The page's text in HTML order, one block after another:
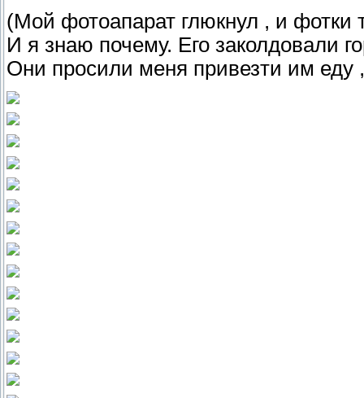
(Мой фотоапарат глюкнул , и фотки
И я знаю почему. Его заколдовали
Они просили меня привезти им еду